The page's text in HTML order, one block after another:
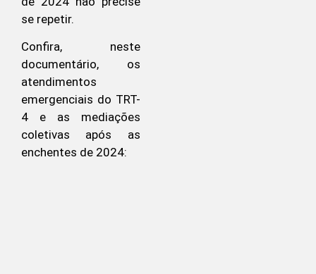
se repetir.
Confira, neste
documentário, os
atendimentos
emergenciais do TRT-
4 e as mediações
coletivas após as
enchentes de 2024: